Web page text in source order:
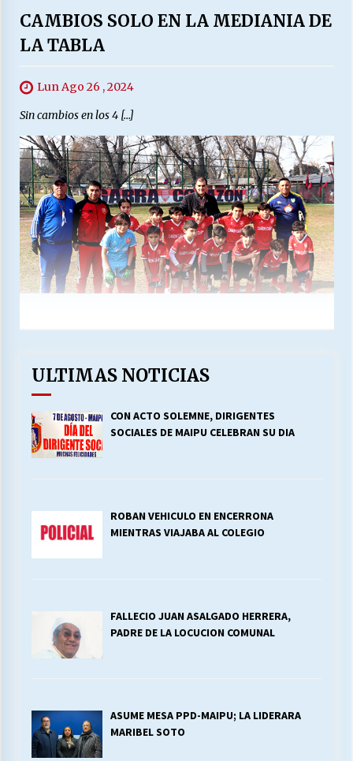
CAMBIOS SOLO EN LA MEDIANIA DE
LA TABLA
Lun Ago 26 , 2024
Sin cambios en los 4 […]
ULTIMAS NOTICIAS
CON ACTO SOLEMNE, DIRIGENTES
SOCIALES DE MAIPU CELEBRAN SU DIA
ROBAN VEHICULO EN ENCERRONA
MIENTRAS VIAJABA AL COLEGIO
FALLECIO JUAN ASALGADO HERRERA,
PADRE DE LA LOCUCION COMUNAL
ASUME MESA PPD-MAIPU; LA LIDERARA
MARIBEL SOTO